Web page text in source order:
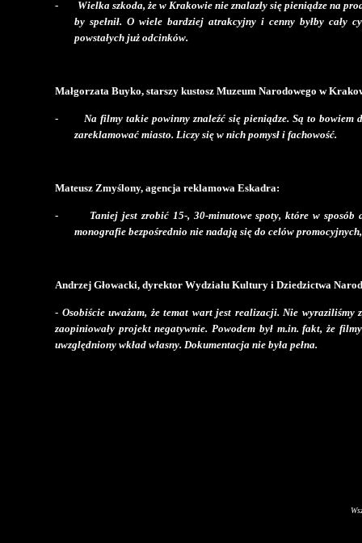
-
Wielka szkoda, że w Krakowie nie znalazły się pieniądze na
by spełnił. O wiele bardziej atrakcyjny i cenny byłby cały
powstałych już odcinków.
Małgorzata Buyko, starszy kustosz Muzeum Narodowego w
-
Na filmy takie powinny znaleźć się pieniądze. Są to bowiem
zareklamować miasto. Liczy się w nich pomysł i fachowość.
Mateusz Zmyślony, agencja reklamowa Eskadra:
-
Taniej jest zrobić 15-, 30-minutowe spoty, które w
monografie bezpośrednio nie nadają się do celów
Andrzej Głowacki, dyrektor Wydziału Kultury i Dziedzictwa
- Osobiście uważam, że temat wart jest realizacji. Nie
zaopiniowały projekt negatywnie. Powodem był m.in. fakt, że
uwzględniony wkład własny. Dokumentacja nie była pełna.